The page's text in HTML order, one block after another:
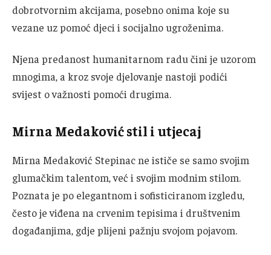
dobrotvornim akcijama, posebno onima koje su
vezane uz pomoć djeci i socijalno ugroženima.
Njena predanost humanitarnom radu čini je uzorom
mnogima, a kroz svoje djelovanje nastoji podići
svijest o važnosti pomoći drugima.
Mirna Medaković stil i utjecaj
Mirna Medaković Stepinac ne ističe se samo svojim
glumačkim talentom, već i svojim modnim stilom.
Poznata je po elegantnom i sofisticiranom izgledu,
često je viđena na crvenim tepisima i društvenim
događanjima, gdje plijeni pažnju svojom pojavom.